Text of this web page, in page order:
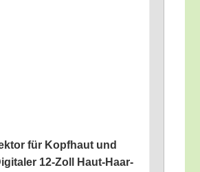
für Kopf­haut und
12-Zoll Haut-Haar-